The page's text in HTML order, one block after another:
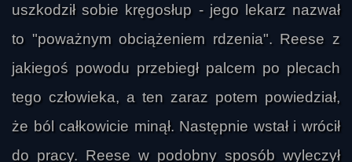
uszkodził sobie kręgosłup - jego lekarz nazwał
to "poważnym obciążeniem rdzenia". Reese z
jakiegoś powodu przebiegł palcem po plecach
tego człowieka, a ten zaraz potem powiedział,
że ból całkowicie minął. Następnie wstał i wrócił
do pracy. Reese w podobny sposób wyleczył
Krezywilk